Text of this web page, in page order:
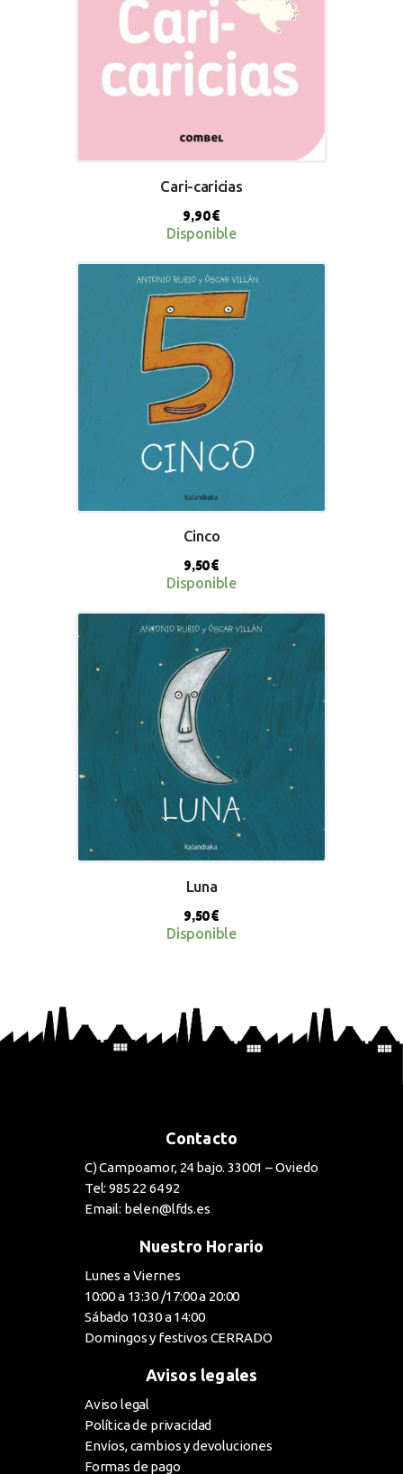
BUY NOW
Cari-caricias
9,90€
Disponible
BUY NOW
Cinco
9,50€
Disponible
Luna
9,50€
Disponible
Contacto
C) Campoamor, 24 bajo. 33001 – Oviedo
Tel: 985 22 64 92
Email: belen@lfds.es
Nuestro Horario
Lunes a Viernes
10:00 a 13:30 /17:00 a 20:00
Sábado 10:30 a 14:00
Domingos y festivos CERRADO
Avisos legales
Aviso legal
Política de privacidad
Envíos, cambios y devoluciones
Formas de pago